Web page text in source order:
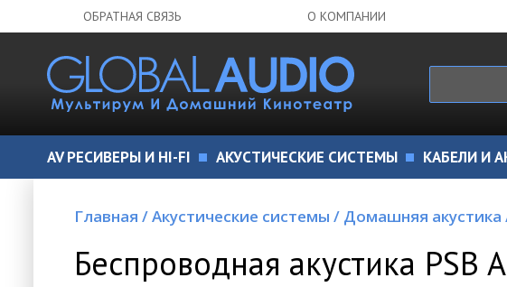
ОБРАТНАЯ СВЯЗЬ О КОМПАНИИ
AV РЕСИВЕРЫ И HI-FI АКУСТИЧЕСКИЕ СИСТЕМЫ КАБЕЛИ И
Главная /Акустические системы / Домашняя акустика
Беспроводная акустика PSB